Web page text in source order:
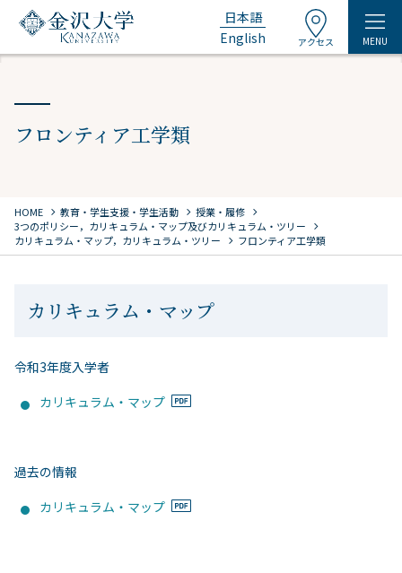
日本語
English
アクセス MENU
フロンティア工学類
HOME chevron_right 教育・学生支援・学生活動 chevron_right 授業・履修 chevron_right
3つのポリシー，カリキュラム・マップ及びカリキュラム・ツリー chevron_right
カリキュラム・マップ，カリキュラム・ツリー chevron_right フロンティア工学類
カリキュラム・マップ
令和3年度入学者
カリキュラム・マップ
過去の情報
カリキュラム・マップ